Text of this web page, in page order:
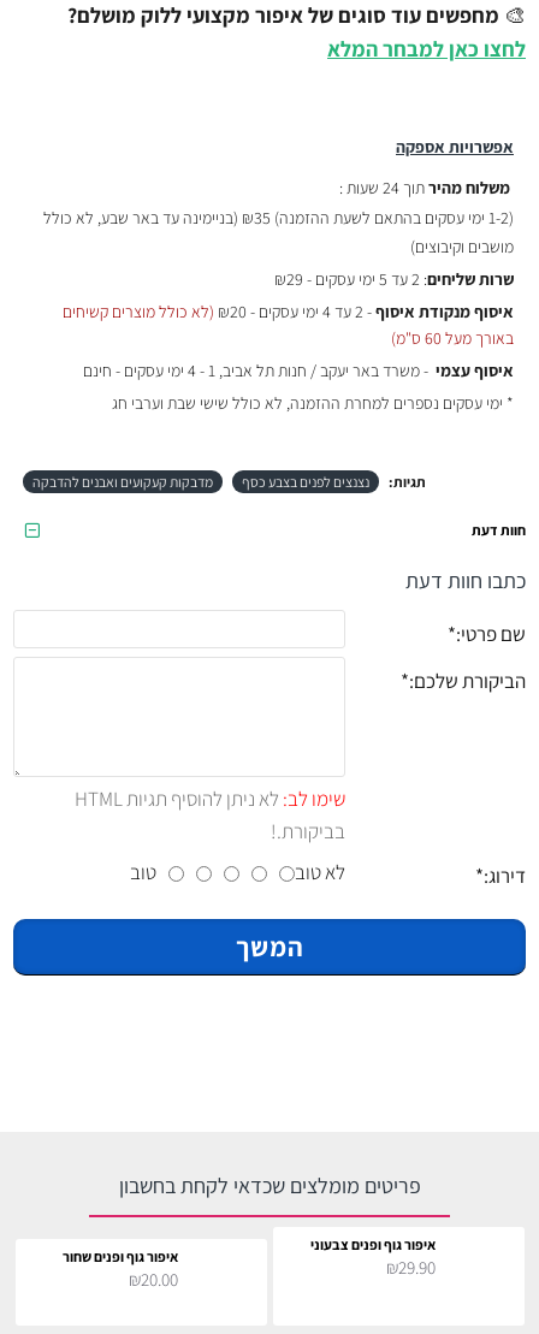
אפשרויות אספקה
משלוח מהירתוך 24 שעות :
(1-2 ימי עסקים בהתאם לשעת ההזמנה)
₪35 (בניימינה עד באר שבע, לא כולל
מושבים וקיבוצים)
שרות שליחים: 2 עד 5 ימי עסקים - ₪29
איסוף מנקודת איסוף- 2 עד 4 ימי עסקים - ₪20
(לא כולל מוצרים קשיחים
באורך מעל 60 ס"מ)
איסוף עצמי - משרד באר יעקב / חנות תל אביב, 1 - 4 ימי עסקים - חינם
* ימי עסקים נספרים למחרת ההזמנה, לא כולל שישי שבת וערבי חג
🎨 מחפשים עוד סוגים של איפור מקצועי ללוק מושלם?
לחצו כאן למבחר המלא
תגיות: נצנצים לפנים בצבע כסף מדבקות קעקועים ואבנים להדבקה
חוות דעת
כתבו חוות דעת
שם פרטי:
הביקורת שלכם:
שימו לב:
לא ניתן להוסיף תגיות HTML
בביקורת.!
דירוג:
לא טוב טוב
המשך
פריטים מומלצים שכדאי לקחת בחשבון
איפור גוף ופנים צבעוני
₪29.90 איפור גוף ופנים שחור
₪20.00